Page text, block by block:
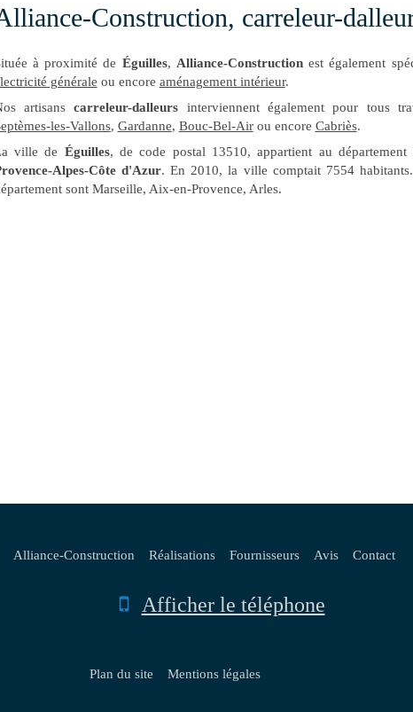
Construction, carreleur-
à proximité de Éguilles, Alliance-Constructionest également
générale ou encore aménagement intérieur.
artisanscarreleur-dalleurs interviennent également pour tous
les-Vallons, Gardanne, Bouc-Bel-Airou encore Cabriès.
ville de Éguilles, de code postal 13510, appartient au département
Alpes-Côte d'Azur. En 2010, la ville comptait 7554
sont Marseille, Aix-en-Provence, Arles.
Alliance-Construction Réalisations Fournisseurs Avis Contact
Afficher le téléphone
Plan du site Mentions légales
la conformité avec les réglementations. Personnalisez vos préférences pour contrôler la manière